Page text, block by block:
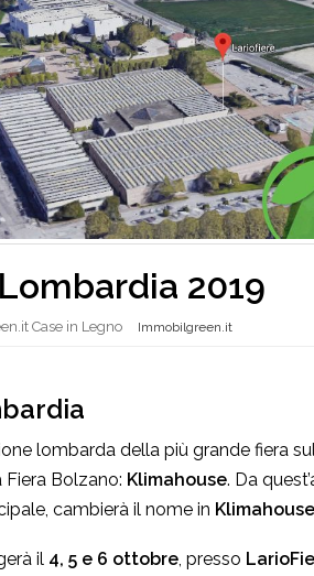
2019
Case in Legno Immobilgreen.it
lombarda della più grande fiera
Bolzano: Klimahouse. Da
cambierà il nome in
il 4, 5 e 6 ottobre, presso